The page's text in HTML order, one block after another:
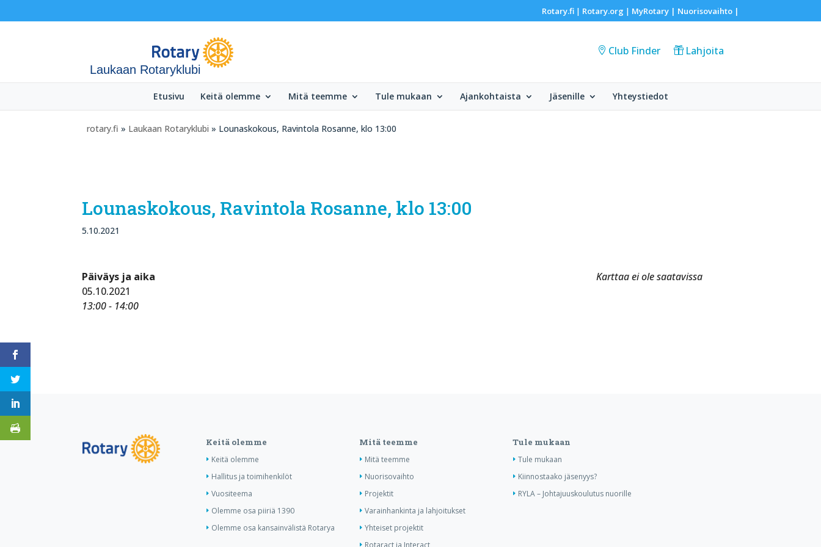
Rotary.fi| Rotary.org | MyRotary | Nuorisovaihto|
Laukaan Rotaryklubi
Club Finder Lahjoita
Etusivu Keitä olemme Mitä teemme Tule mukaan Ajankohtaista Jäsenille Yhteystiedot
rotary.fi » Laukaan Rotaryklubi » Lounaskokous, Ravintola Rosanne, klo 13:00
Lounaskokous, Ravintola Rosanne, klo 13:00
5.10.2021
Karttaa ei ole saatavissa
Päiväys ja aika
05.10.2021
13:00 - 14:00
Keitä olemme
Keitä olemme
Hallitus ja toimihenkilöt
Vuositeema
Olemme osa piiriä 1390
Olemme osa kansainvälistä Rotarya
Mitä teemme
Mitä teemme
Nuorisovaihto
Projektit
Varainhankinta ja lahjoitukset
Yhteiset projektit
Rotaract ja Interact
Tule mukaan
Tule mukaan
Kiinnostaako jäsenyys?
RYLA – Johtajuuskoulutus nuorille